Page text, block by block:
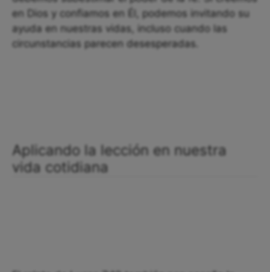
en Dios y confiamos en Él, podemos invitando su
ayuda en nuestras vidas, incluso cuando las
circunstancias parecen desesperadas.
Aplicando la lección en nuestra
vida cotidiana